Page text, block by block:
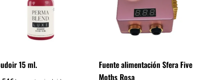
15 ml.
Fuente alimentación Sfera Five
Moths Rosa